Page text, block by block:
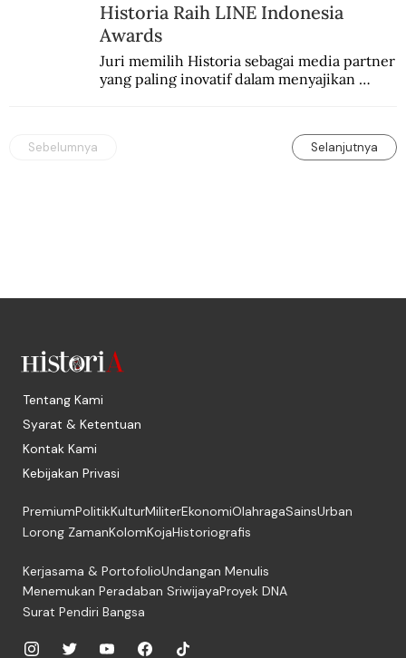
Historia Raih LINE Indonesia
Awards
Juri memilih Historia sebagai media partner
yang paling inovatif dalam menyajikan
Sebelumnya Selanjutnya
Tentang Kami
Syarat & Ketentuan
Kontak Kami
Kebijakan Privasi
PremiumPolitikKulturMiliterEkonomiOlahragaSainsUrban
Lorong ZamanKolomKojaHistoriografis
Kerjasama & PortofolioUndangan Menulis
Menemukan Peradaban SriwijayaProyek DNA
Surat Pendiri Bangsa